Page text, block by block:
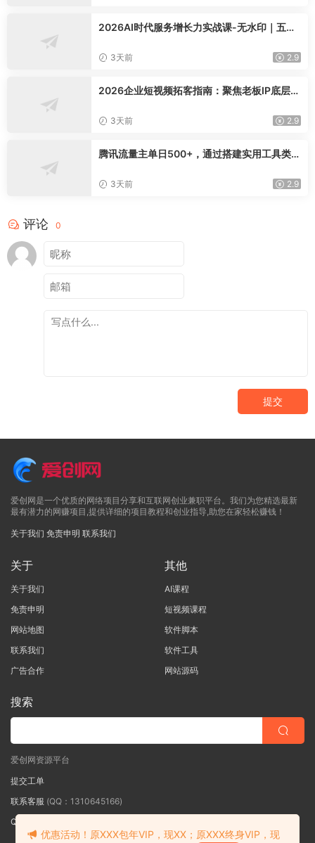
2026AI时代服务增长力实战课-无水印｜五力
卷实现长效业绩增长
3天前 2.9
2026企业短视频拓客指南：聚焦老板IP底层逻
交完整获客链路
3天前 2.9
腾讯流量主单日500+，通过搭建实用工具类小
3天前 2.9
评论 0
提交
爱创网是一个优质的网络项目分享和互联网创业兼职平台。我们为您精选最新
最有潜力的网赚项目,提供详细的项目教程和创业指导,助您在家轻松赚钱！
关于我们 免责申明 联系我们
关于
关于我们
免责申明
网站地图
联系我们
广告合作
其他
AI课程
短视频课程
软件脚本
软件工具
网站源码
搜索
爱创网资源平台
提交工单
联系客服 (QQ：1310645166)
QQ群
优惠活动！原XXX包年VIP，现XX；原XXX终身VIP，现